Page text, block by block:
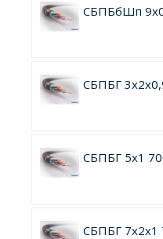
СБПБбШп
СБПБГ
СБПБГ 5х1
СБПБГ 7х2х1